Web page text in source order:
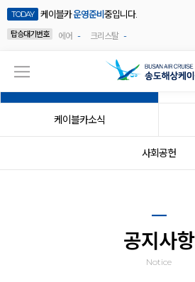
TODAY 케이블카운영준비 중입니다.
탑승대기번호
에어 - 크리스탈 -
케이블카소식
사회공헌
공지사항
Notice